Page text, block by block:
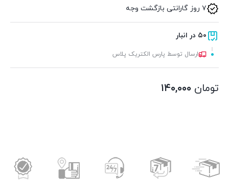
۷ روز گارانتی بازگشت وجه
۵۰ در انبار
ارسال توسط پارس الکتریک پلاس
تومان